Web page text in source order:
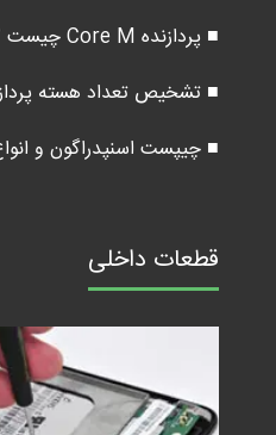
■ پردازنده Core M چیست ؟
■ تشخیص تعداد هسته
■ چیپست اسنپدراگون و
قطعات داخلی